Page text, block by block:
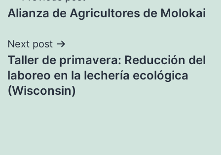
navigation
Alianza de Agricultores de Molokai
Next post
Taller de primavera: Reducción del
laboreo en la lechería ecológica
(Wisconsin)